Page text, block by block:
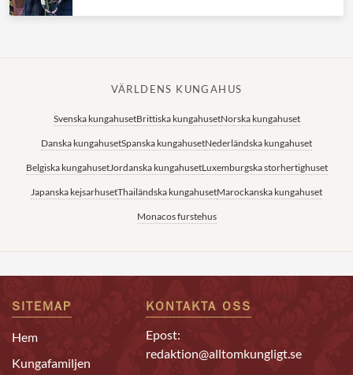
VÄRLDENS KUNGAHUS
Svenska kungahusetBrittiska kungahusetNorska kungahuset
Danska kungahusetSpanska kungahusetNederländska kungahuset
Belgiska kungahusetJordanska kungahusetLuxemburgska storhertighuset
Japanska kejsarhusetThailändska kungahusetMarockanska kungahuset
Monacos furstehus
SITEMAP
Hem
Kungafamiljen
KONTAKTA OSS
Epost:
redaktion@alltomkungligt.se